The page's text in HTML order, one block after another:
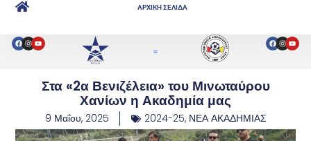
ΑΡΧΙΚΗ ΣΕΛΙΔΑ
Στα «2α Βενιζέλεια» του Μινωταύρου
Χανίων η Ακαδημία μας
9 Μαΐου, 2025 2024-25, ΝΕΑ ΑΚΑΔΗΜΙΑΣ